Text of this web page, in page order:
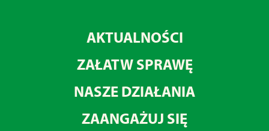
AKTUALNOŚCI
ZAŁATW SPRAWĘ
NASZE DZIAŁANIA
ZAANGAŻUJ SIĘ